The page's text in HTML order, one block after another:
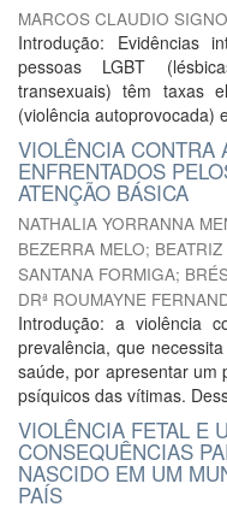
MARCOS CLAUDIO
Introdução: Evidências
pessoas LGBT
transexuais) têm taxas
(violência autoprovocada)
VIOLÊNCIA CONTRA
ENFRENTADOS
ATENÇÃO BÁSICA
NATHALIA YORRANNA
BEZERRA MELO;
SANTANA FORMIGA;
DRª ROUMAYNE
Introdução: a violência
prevalência, que
saúde, por apresentar um
psíquicos das vítimas.
VIOLÊNCIA FETAL E
CONSEQUÊNCIAS
NASCIDO EM UM
PAÍS